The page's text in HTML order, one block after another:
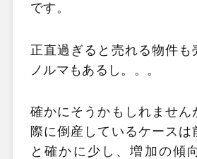
です。
正直過ぎると売れる物件も
ノルマもあるし。。。
確かにそうかもしれません
際に倒産しているケースは
と確かに少し、増加の傾